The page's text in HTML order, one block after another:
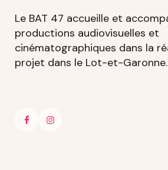
Le BAT 47 accueille et
productions audiovisuelles et
cinématographiques dans la
projet dans le Lot-et-Garonne.